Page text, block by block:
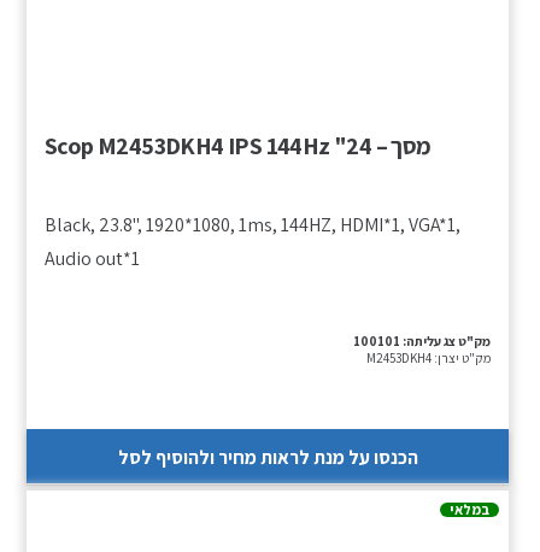
מסך – Scop M2453DKH4 IPS 144Hz "24
Black, 23.8", 1920*1080, 1ms, 144HZ, HDMI*1, VGA*1,
Audio out*1
מק"ט צג עליתה: 100101
מק"ט יצרן: M2453DKH4
הכנסו על מנת לראות מחיר ולהוסיף לסל
במלאי